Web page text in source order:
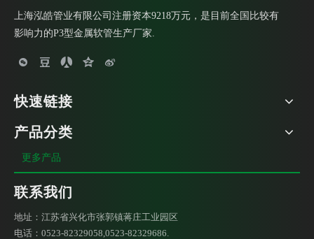
上海泓皓管业有限公司注册资本9218万元，是目前全国比较有
影响力的P3型金属软管生产厂家.
快速链接
产品分类
更多产品
联系我们
地址：江苏省兴化市张郭镇蒋庄工业园区
电话：0523-82329058,0523-82329686.